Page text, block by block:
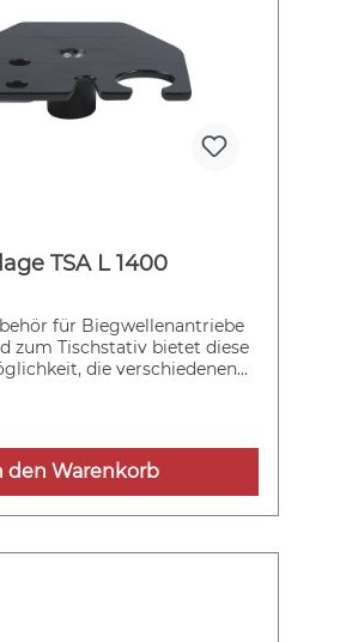
TSA L 1400
für Biegwellenantriebe
zum Tischstativ bietet diese
die verschiedenen
den Warenkorb